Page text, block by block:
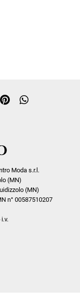
Moda s.r.l.
(MN)
(MN)
n° 00587510207